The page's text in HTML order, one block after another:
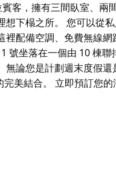
客，擁有三間臥室、兩
下榻之所。 您可以從
配備空調、免費無線
號坐落在一個由 10 棟
論您是計劃週末度假
美結合。 立即預訂您
客，擁有三間臥室、兩
下榻之所。